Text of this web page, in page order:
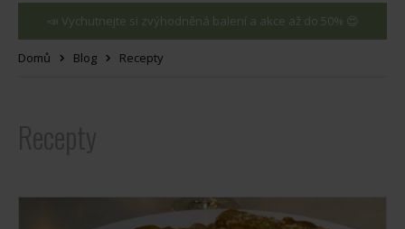
📣 Vychutnejte si zvýhodněná balení a akce až do 50% 😍
Domů Blog Recepty